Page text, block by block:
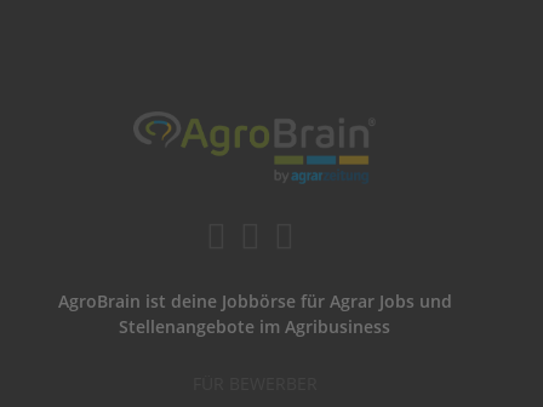
AgroBrain ist deine Jobbörse für Agrar Jobs und
Stellenangebote im Agribusiness